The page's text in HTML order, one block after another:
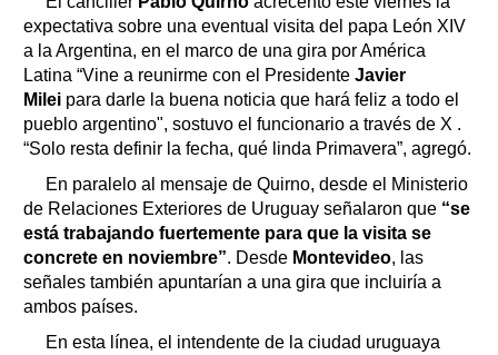
expectativa sobre una eventual visita del papa León XIV
a la Argentina, en el marco de una gira por América
Latina “Vine a reunirme con el Presidente Javier
Milei para darle la buena noticia que hará feliz a todo el
pueblo argentino", sostuvo el funcionario a través de X .
“Solo resta definir la fecha, qué linda Primavera”, agregó.
En paralelo al mensaje de Quirno, desde el Ministerio
de Relaciones Exteriores de Uruguay señalaron que “se
está trabajando fuertemente para que la visita se
concrete en noviembre”. Desde Montevideo, las
señales también apuntarían a una gira que incluiría a
ambos países.
En esta línea, el intendente de la ciudad uruguaya